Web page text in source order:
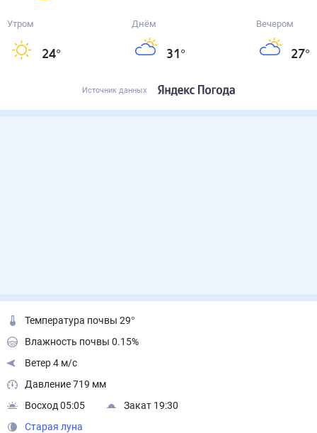
Утром
24°
Днём
31 °
Вечером
27°
Источник данных
Температура почвы 29°
Влажность почвы 0.15%
Ветер 4 м/с
Давление 719 мм
Восход 05:05
Закат 19:30
Старая луна